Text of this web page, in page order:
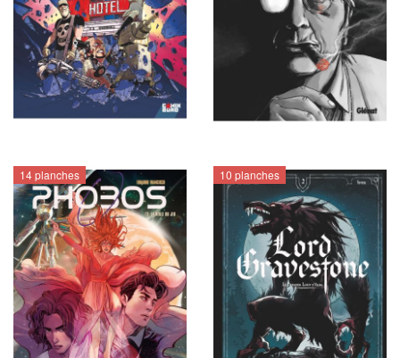
14 planches 10 planches